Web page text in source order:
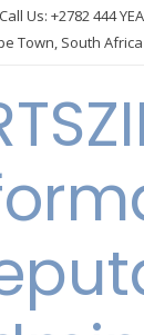
Call Us: +2782 444
Town, South Africa